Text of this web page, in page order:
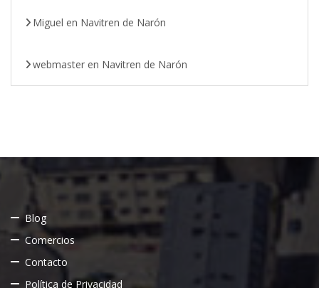
Miguel en Navitren de Narón
webmaster en Navitren de Narón
Blog
Comercios
Contacto
Política de Privacidad